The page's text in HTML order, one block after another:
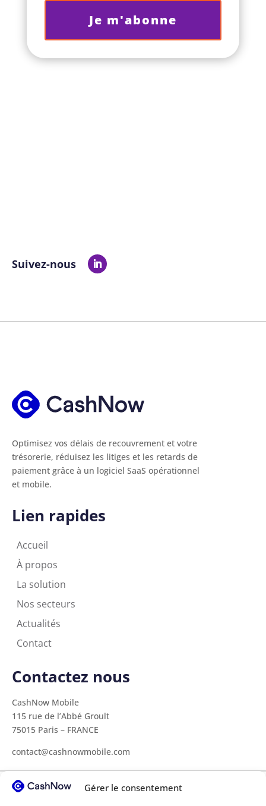
Gérer le consentement
Je m'abonne
Suivez-nous
Optimisez vos délais de recouvrement et votre
trésorerie, réduisez les litiges et les retards de
paiement grâce à un logiciel SaaS opérationnel
et mobile.
Lien rapides
Accueil
À propos
La solution
Nos secteurs
Actualités
Contact
Contactez nous
CashNow Mobile
115 rue de l’Abbé Groult
75015 Paris – FRANCE
contact@cashnowmobile.com
Tous nos secteurs